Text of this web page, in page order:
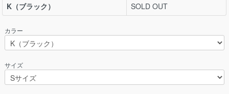
K（ブラック） SOLD OUT
カラー
サイズ